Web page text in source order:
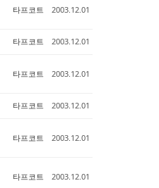
타프코트 2003.12.01
타프코트 2003.12.01
타프코트 2003.12.01
타프코트 2003.12.01
타프코트 2003.12.01
타프코트 2003.12.01